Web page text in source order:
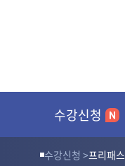
수강신청
수강신청 >프리패스